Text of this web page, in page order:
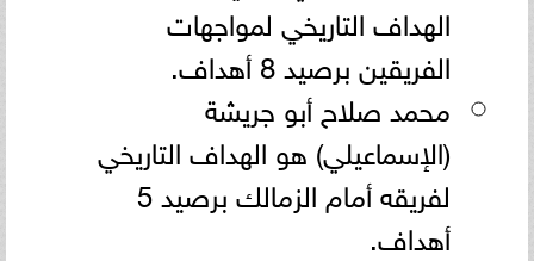
الهداف التاريخي لمواجهات
الفريقين برصيد 8 أهداف.
محمد صلاح أبو جريشة
(الإسماعيلي) هو الهداف التاريخي
لفريقه أمام الزمالك برصيد 5
أهداف.